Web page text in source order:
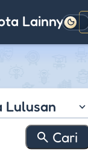
LainnyaGelap
Lulusan